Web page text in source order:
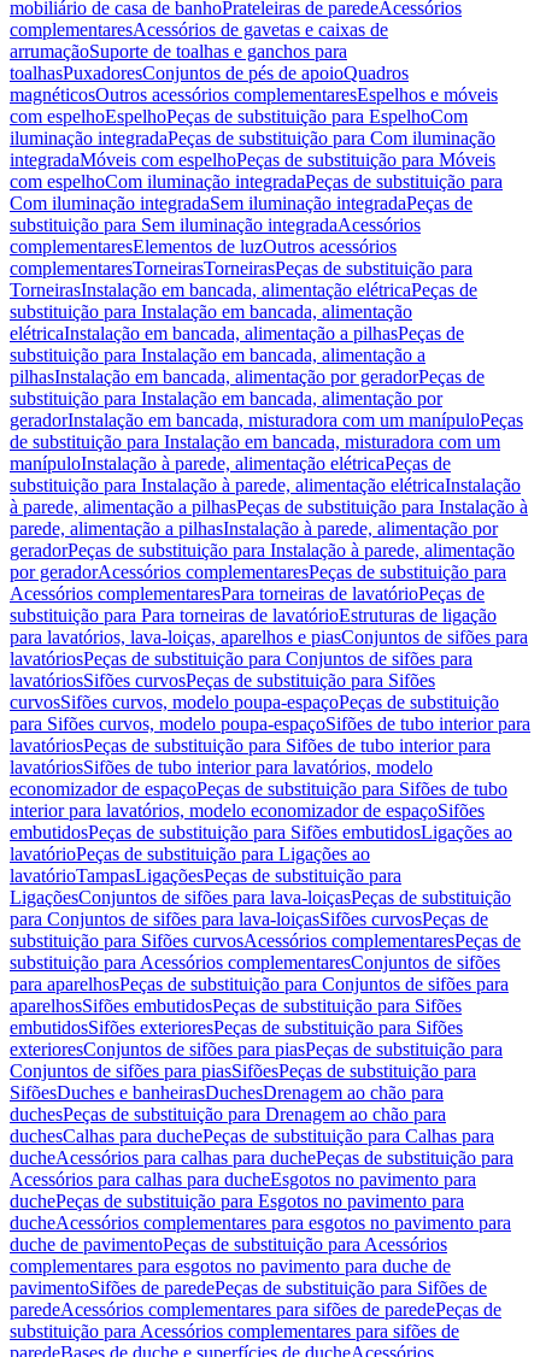
mobiliário de casa de banhoPrateleiras de paredeAcessórios
complementaresAcessórios de gavetas e caixas de
arrumaçãoSuporte de toalhas e ganchos para
toalhasPuxadoresConjuntos de pés de apoioQuadros
magnéticosOutros acessórios complementaresEspelhos e móveis
com espelhoEspelhoPeças de substituição para EspelhoCom
iluminação integradaPeças de substituição para Com iluminação
integradaMóveis com espelhoPeças de substituição para Móveis
com espelhoCom iluminação integradaPeças de substituição para
Com iluminação integradaSem iluminação integradaPeças de
substituição para Sem iluminação integradaAcessórios
complementaresElementos de luzOutros acessórios
complementaresTorneirasTorneirasPeças de substituição para
TorneirasInstalação em bancada, alimentação elétricaPeças de
substituição para Instalação em bancada, alimentação
elétricaInstalação em bancada, alimentação a pilhasPeças de
substituição para Instalação em bancada, alimentação a
pilhasInstalação em bancada, alimentação por geradorPeças de
substituição para Instalação em bancada, alimentação por
geradorInstalação em bancada, misturadora com um manípuloPeças
de substituição para Instalação em bancada, misturadora com um
manípuloInstalação à parede, alimentação elétricaPeças de
substituição para Instalação à parede, alimentação elétricaInstalação
à parede, alimentação a pilhasPeças de substituição para Instalação à
parede, alimentação a pilhasInstalação à parede, alimentação por
geradorPeças de substituição para Instalação à parede, alimentação
por geradorAcessórios complementaresPeças de substituição para
Acessórios complementaresPara torneiras de lavatórioPeças de
substituição para Para torneiras de lavatórioEstruturas de ligação
para lavatórios, lava-loiças, aparelhos e piasConjuntos de sifões para
lavatóriosPeças de substituição para Conjuntos de sifões para
lavatóriosSifões curvosPeças de substituição para Sifões
curvosSifões curvos, modelo poupa-espaçoPeças de substituição
para Sifões curvos, modelo poupa-espaçoSifões de tubo interior para
lavatóriosPeças de substituição para Sifões de tubo interior para
lavatóriosSifões de tubo interior para lavatórios, modelo
economizador de espaçoPeças de substituição para Sifões de tubo
interior para lavatórios, modelo economizador de espaçoSifões
embutidosPeças de substituição para Sifões embutidosLigações ao
lavatórioPeças de substituição para Ligações ao
lavatórioTampasLigaçõesPeças de substituição para
LigaçõesConjuntos de sifões para lava-loiçasPeças de substituição
para Conjuntos de sifões para lava-loiçasSifões curvosPeças de
substituição para Sifões curvosAcessórios complementaresPeças de
substituição para Acessórios complementaresConjuntos de sifões
para aparelhosPeças de substituição para Conjuntos de sifões para
aparelhosSifões embutidosPeças de substituição para Sifões
embutidosSifões exterioresPeças de substituição para Sifões
exterioresConjuntos de sifões para piasPeças de substituição para
Conjuntos de sifões para piasSifõesPeças de substituição para
SifõesDuches e banheirasDuchesDrenagem ao chão para
duchesPeças de substituição para Drenagem ao chão para
duchesCalhas para duchePeças de substituição para Calhas para
ducheAcessórios para calhas para duchePeças de substituição para
Acessórios para calhas para ducheEsgotos no pavimento para
duchePeças de substituição para Esgotos no pavimento para
ducheAcessórios complementares para esgotos no pavimento para
duche de pavimentoPeças de substituição para Acessórios
complementares para esgotos no pavimento para duche de
pavimentoSifões de paredePeças de substituição para Sifões de
paredeAcessórios complementares para sifões de paredePeças de
substituição para Acessórios complementares para sifões de
paredeBases de duche e superfícies de ducheAcessórios